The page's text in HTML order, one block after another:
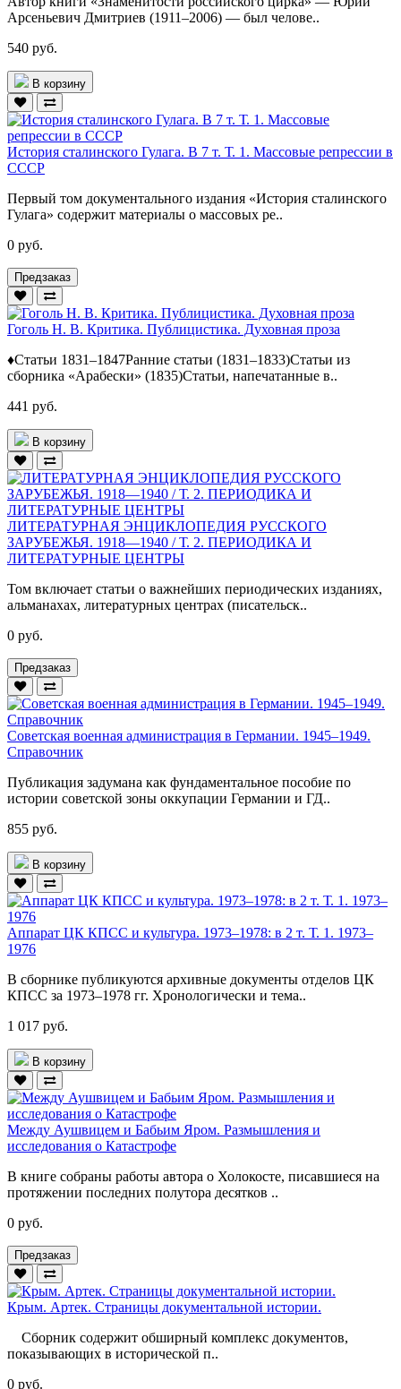
Арсеньевич Дмитриев (1911–2006) — был челове..
540 руб.
В корзину
История сталинского Гулага. В 7 т. Т. 1. Массовые репрессии в
СССР
Первый том документального издания «История сталинского
Гулага» содержит материалы о массовых ре..
0 руб.
Предзаказ
Гоголь Н. В. Критика. Публицистика. Духовная проза
♦Статьи 1831–1847Ранние статьи (1831–1833)Статьи из
сборника «Арабески» (1835)Статьи, напечатанные в..
441 руб.
В корзину
ЛИТЕРАТУРНАЯ ЭНЦИКЛОПЕДИЯ РУССКОГО
ЗАРУБЕЖЬЯ. 1918—1940 / Т. 2. ПЕРИОДИКА И
ЛИТЕРАТУРНЫЕ ЦЕНТРЫ
Том включает статьи о важнейших периодических изданиях,
альманахах, литературных центрах (писательск..
0 руб.
Предзаказ
Советская военная администрация в Германии. 1945–1949.
Справочник
Публикация задумана как фундаментальное пособие по
истории советской зоны оккупации Германии и ГД..
855 руб.
В корзину
Аппарат ЦК КПСС и культура. 1973–1978: в 2 т. Т. 1. 1973–
1976
В сборнике публикуются архивные документы отделов ЦК
КПСС за 1973–1978 гг. Хронологически и тема..
1 017 руб.
В корзину
Между Аушвицем и Бабьим Яром. Размышления и
исследования о Катастрофе
В книге собраны работы автора о Холокосте, писавшиеся на
протяжении последних полутора десятков ..
0 руб.
Предзаказ
Крым. Артек. Страницы документальной истории.
Сборник содержит обширный комплекс документов,
показывающих в исторической п..
0 руб.